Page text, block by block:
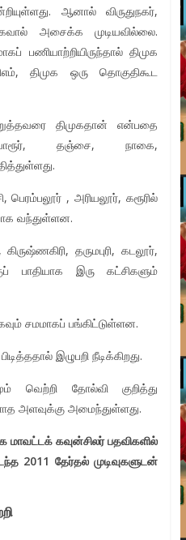
ஆனால் விருதுநகர்,
அசைக்க முடியவில்லை.
பணியாற்றியிருந்தால் திமுக
திமுக ஒரு தொகுதிகூட
திமுகதான் என்பதை
தஞ்சை, நாகை,
பெரம்பலூர் , அரியலூர், கரூரில்
வந்துள்ளன.
தருமபுரி, கடலூர்,
பாதியாக இரு கட்சிகளும்
சமமாகப் பங்கிட்டுள்ளன.
இழுபறி நீடிக்கிறது.
வெற்றி தோல்வி குறித்து
அமைந்துள்ளது.
மாவட்டக் கவுன்சிலர் பதவிகளில்
2011 தேர்தல் முடிவுகளுடன்